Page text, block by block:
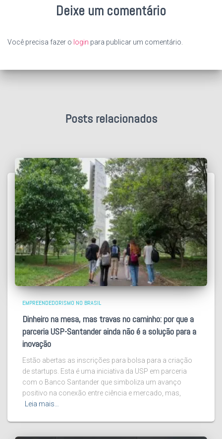
Deixe um comentário
Você precisa fazer o login para publicar um comentário.
Posts relacionados
EMPREENDEDORISMO NO BRASIL
Dinheiro na mesa, mas travas no caminho: por que a
parceria USP-Santander ainda não é a solução para a
inovação
Estão abertas as inscrições para bolsa para a criação
de startups. Esta é uma iniciativa da USP em parceria
com o Banco Santander que simboliza um avanço
positivo na conexão entre ciência e mercado, mas,
Leia mais…